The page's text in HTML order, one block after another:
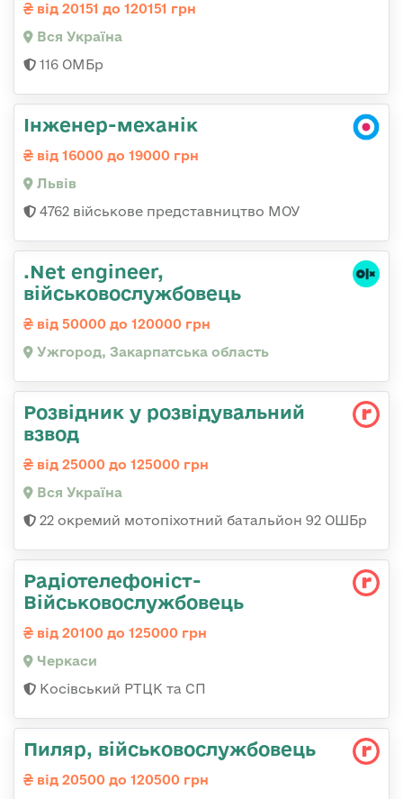
від 20151 до 120151 грн
Вся Україна
116 ОМБр
Інженер-механік
від 16000 до 19000 грн
Львів
4762 військове представництво МОУ
.Net engineer,
військовослужбовець
від 50000 до 120000 грн
Ужгород, Закарпатська область
Розвідник у розвідувальний
взвод
від 25000 до 125000 грн
Вся Україна
22 окремий мотопіхотний батальйон 92 ОШБр
Радіотелефоніст-
Військовослужбовець
від 20100 до 125000 грн
Черкаси
Косівський РТЦК та СП
Пиляр, військовослужбовець
від 20500 до 120500 грн